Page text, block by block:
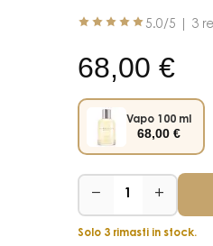
5.0/5 | 3
68,00 €
Vapo 100 ml
68,00€
− +
Solo 3 rimasti in stock.